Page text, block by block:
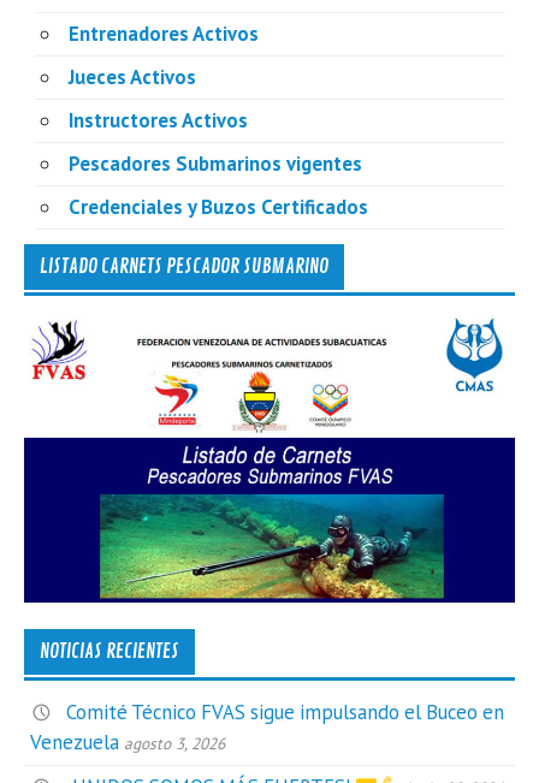
Entrenadores Activos
Jueces Activos
Instructores Activos
Pescadores Submarinos vigentes
Credenciales y Buzos Certificados
LISTADO CARNETS PESCADOR SUBMARINO
NOTICIAS RECIENTES
Comité Técnico FVAS sigue impulsando el Buceo en
Venezuela agosto 3, 2026